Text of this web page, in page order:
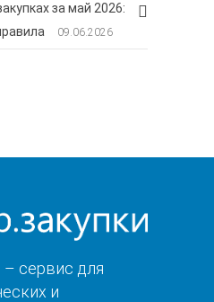
за май 2026:
09.06.2026
– сервис для
и